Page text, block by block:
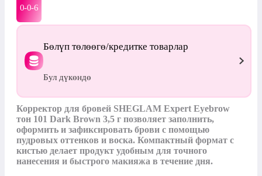
0-0-6
Бөлүп төлөөгө/кредитке товарлар
Бул дүкөндө
Корректор для бровей SHEGLAM Expert Еyebrow
тон 101 Dark Brown 3,5 г позволяет заполнить,
оформить и зафиксировать брови с помощью
пудровых оттенков и воска. Компактный формат с
кистью делает продукт удобным для точного
нанесения и быстрого макияжа в течение дня.